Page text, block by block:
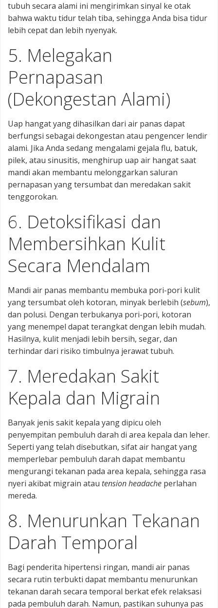
tubuh secara alami ini mengirimkan sinyal ke otak
bahwa waktu tidur telah tiba, sehingga Anda bisa tidur
lebih cepat dan lebih nyenyak.
5. Melegakan
Pernapasan
(Dekongestan Alami)
Uap hangat yang dihasilkan dari air panas dapat
berfungsi sebagai dekongestan atau pengencer lendir
alami. Jika Anda sedang mengalami gejala flu, batuk,
pilek, atau sinusitis, menghirup uap air hangat saat
mandi akan membantu melonggarkan saluran
pernapasan yang tersumbat dan meredakan sakit
tenggorokan.
6. Detoksifikasi dan
Membersihkan Kulit
Secara Mendalam
Mandi air panas membantu membuka pori-pori kulit
yang tersumbat oleh kotoran, minyak berlebih (sebum),
dan polusi. Dengan terbukanya pori-pori, kotoran
yang menempel dapat terangkat dengan lebih mudah.
Hasilnya, kulit menjadi lebih bersih, segar, dan
terhindar dari risiko timbulnya jerawat tubuh.
7. Meredakan Sakit
Kepala dan Migrain
Banyak jenis sakit kepala yang dipicu oleh
penyempitan pembuluh darah di area kepala dan leher.
Seperti yang telah disebutkan, sifat air hangat yang
memperlebar pembuluh darah dapat membantu
mengurangi tekanan pada area kepala, sehingga rasa
nyeri akibat migrain atau tension headache perlahan
mereda.
8. Menurunkan Tekanan
Darah Temporal
Bagi penderita hipertensi ringan, mandi air panas
secara rutin terbukti dapat membantu menurunkan
tekanan darah secara temporal berkat efek relaksasi
pada pembuluh darah. Namun, pastikan suhunya pas